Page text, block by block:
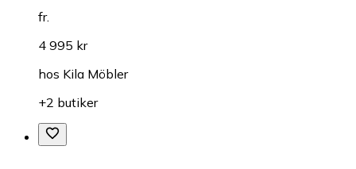
fr.
4 995 kr
hos Kila Möbler
+2 butiker